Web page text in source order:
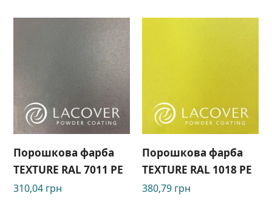
Порошкова фарба
TEXTURE RAL 7011 РЕ
310,04 грн
Порошкова фарба
TEXTURE RAL 1018 PE
380,79 грн